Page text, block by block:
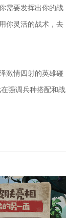
需要发挥出你的战
你灵活的战术，去
激情四射的英雄碰
强调兵种搭配和战